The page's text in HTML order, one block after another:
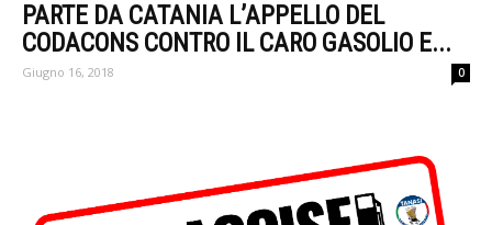
PARTE DA CATANIA L’APPELLO DEL
CODACONS CONTRO IL CARO GASOLIO E...
Giugno 16, 2018 0